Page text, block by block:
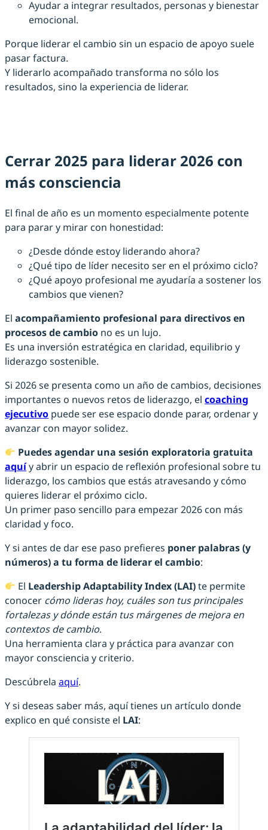
Ayudar a integrar resultados, personas y bienestar
emocional.
Porque liderar el cambio sin un espacio de apoyo suele
pasar factura.
Y liderarlo acompañado transforma no sólo los
resultados, sino la experiencia de liderar.
Cerrar 2025 para liderar 2026 con
más consciencia
El final de año es un momento especialmente potente
para parar y mirar con honestidad:
¿Desde dónde estoy liderando ahora?
¿Qué tipo de líder necesito ser en el próximo ciclo?
¿Qué apoyo profesional me ayudaría a sostener los
cambios que vienen?
El acompañamiento profesional para directivos en
procesos de cambio no es un lujo.
Es una inversión estratégica en claridad, equilibrio y
liderazgo sostenible.
Si 2026 se presenta como un año de cambios, decisiones
importantes o nuevos retos de liderazgo, el coaching
ejecutivo puede ser ese espacio donde parar, ordenar y
avanzar con mayor solidez.
Puedes agendar una sesión exploratoria gratuita
aquíy abrir un espacio de reflexión profesional sobre tu
liderazgo, los cambios que estás atravesando y cómo
quieres liderar el próximo ciclo.
Un primer paso sencillo para empezar 2026 con más
claridad y foco.
Y si antes de dar ese paso prefieres poner palabras (y
números) a tu forma de liderar el cambio:
El Leadership Adaptability Index (LAI)te permite
conocer cómo lideras hoy, cuáles son tus principales
fortalezas y dónde están tus márgenes de mejora en
contextos de cambio.
Una herramienta clara y práctica para avanzar con
mayor consciencia y criterio.
Descúbrela aquí.
Y si deseas saber más, aquí tienes un artículo donde
explico en qué consiste el LAI: